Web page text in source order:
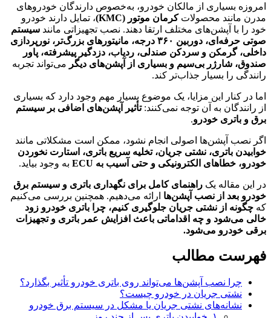
امروزه بسیاری از مالکان خودرو، به‌خصوص دارندگان خودروهای
مدرن مانند محصولاتکرمان موتور (KMC)
، تمایل دارند خودرو
خود را با آپشن‌های مختلف ارتقا دهند. نصب تجهیزاتی مانند سیستم
صوتی حرفه‌ای، دوربین ۳۶۰ درجه، مانیتورهای بزرگ‌تر، نورپردازی
داخلی، گرمکن و سردکن صندلی، ردیاب، دزدگیر پیشرفته، پاور
صندوق، شارژر بی‌سیم و بسیاری از آپشن‌های دیگر می‌تواند تجربه
رانندگی را بسیار جذاب‌تر کند.
اما در کنار این مزایا، یک موضوع بسیار مهم وجود دارد که بسیاری
از رانندگان به آن توجه نمی‌کنند:تأثیر آپشن‌های اضافی بر سیستم
برق و باتری خودرو.
اگر نصب آپشن‌ها اصولی انجام نشود، ممکن است مشکلاتی مانند
خوابیدن باتری، نشتی جریان، تخلیه سریع باتری، استارت نخوردن
خودرو، خطاهای الکترونیکی و حتی آسیب به ECU
به وجود بیاید.
در این مقاله یک راهنمای کامل برای نگهداری باتری و سیستم برق
خودرو بعد از نصب آپشن‌ها ارائه می‌دهیم. همچنین بررسی می‌کنیم
که چگونه از نشتی جریان جلوگیری کنیم، چرا باتری خودرو زود
خالی می‌شود و چه اقداماتی باعث افزایش عمر باتری و تجهیزات
برقی خودرو می‌شود.
فهرست مطالب
چرا نصب آپشن‌ها می‌تواند روی باتری خودرو تأثیر بگذارد؟
نشتی جریان در خودرو چیست؟
نشانه‌های نشتی جریان یا مشکل در سیستم برق خودرو